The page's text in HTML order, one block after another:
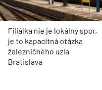
Filiálka nie je lokálny spor,
je to kapacitná otázka
železničného uzla
Bratislava